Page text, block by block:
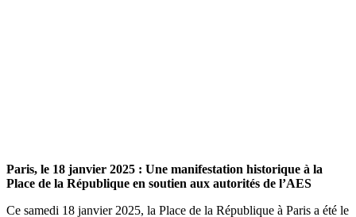
Paris, le 18 janvier 2025 : Une manifestation historique à la
Place de la République en soutien aux autorités de l’AES
Ce samedi 18 janvier 2025, la Place de la République à Paris a été le